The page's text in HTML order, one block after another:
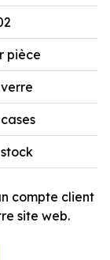
pièce
stock
compte client
site web.